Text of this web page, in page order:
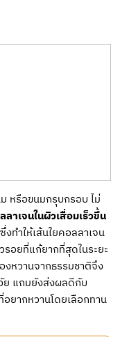
หรือขนมกรุบกรอบ ไม่
ลาเจนในผิวเสื่อมเร็วขึ้น
งทำให้เส้นใยคอลลาเจน
อยที่แก้ยากที่สุดในระยะ
หวานจากธรรมชาติจึง
ย แถมยังส่งผลดีกับ
ยากหวานโดยเลือกทาน